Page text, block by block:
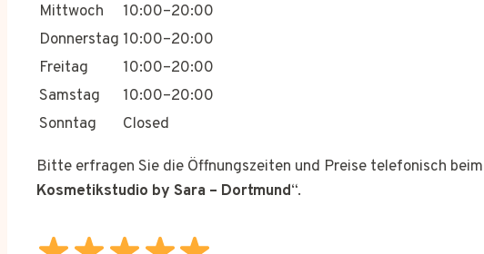
Mittwoch
10:00–20:00
Donnerstag 10:00–20:00
Freitag
10:00–20:00
Samstag
10:00–20:00
Sonntag
Closed
Bitte erfragen Sie die Öffnungszeiten und Preise telefonisch
Kosmetikstudio by Sara – Dortmund“.